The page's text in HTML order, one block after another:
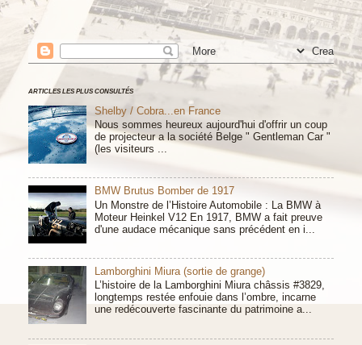
ARTICLES LES PLUS CONSULTÉS
Shelby / Cobra...en France
Nous sommes heureux aujourd'hui d'offrir un coup
de projecteur a la société Belge " Gentleman Car "
(les visiteurs ...
BMW Brutus Bomber de 1917
Un Monstre de l’Histoire Automobile : La BMW à
Moteur Heinkel V12 En 1917, BMW a fait preuve
d'une audace mécanique sans précédent en i...
Lamborghini Miura (sortie de grange)
L’histoire de la Lamborghini Miura châssis #3829,
longtemps restée enfouie dans l’ombre, incarne
une redécouverte fascinante du patrimoine a...